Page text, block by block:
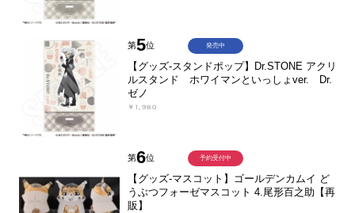
第5位
【グッズ-スタンドポップ】Dr.STONE アクリ
ルスタンド ホワイマンといっしょver. Dr.
ゼノ
￥1,980
発売中
第6位
【グッズ-マスコット】ゴールデンカムイ ど
うぶつフォーゼマスコット 4.尾形百之助【再
販】
予約受付中